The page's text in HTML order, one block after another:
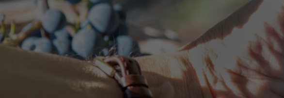
L’Eglise romane du XIIe siècle
Découvrir St-Pierre
L'Association
La Gazette
Les partenaires
L’association internationale des
Villages du livre